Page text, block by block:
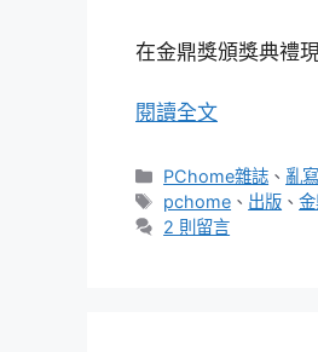
在金鼎獎頒獎典禮
閱讀全文
分
類
PChome雜誌 、 亂
標
籤
pchome 、 出版 、
2 則留言